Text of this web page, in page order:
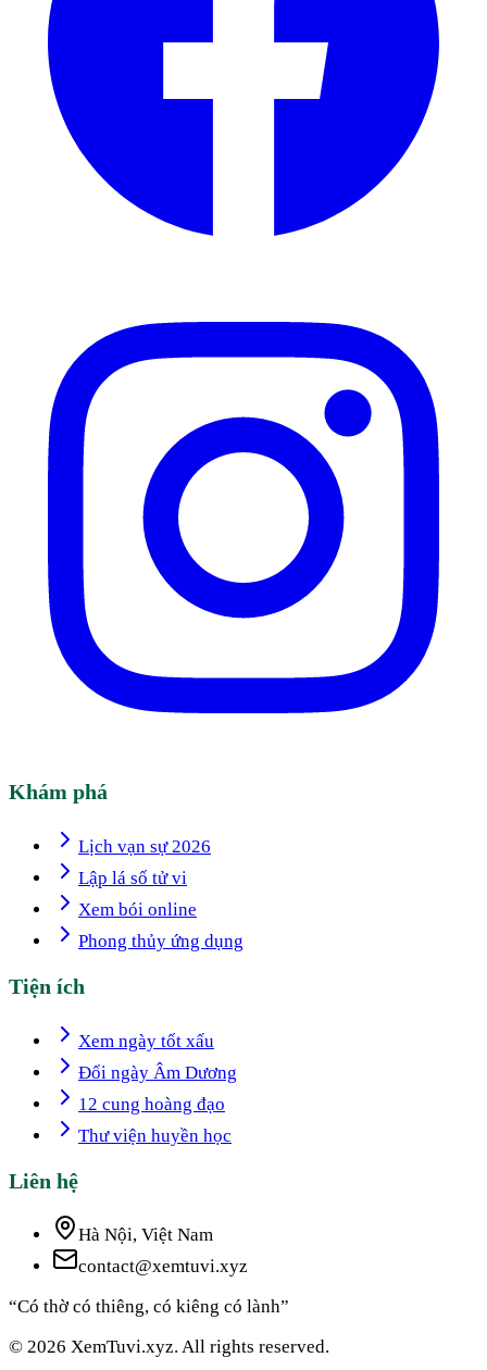
Khám phá
Lịch vạn sự 2026
Lập lá số tử vi
Xem bói online
Phong thủy ứng dụng
Tiện ích
Xem ngày tốt xấu
Đổi ngày Âm Dương
12 cung hoàng đạo
Thư viện huyền học
Liên hệ
Hà Nội, Việt Nam
contact@xemtuvi.xyz
“Có thờ có thiêng, có kiêng có lành”
© 2026 XemTuvi.xyz. All rights reserved.